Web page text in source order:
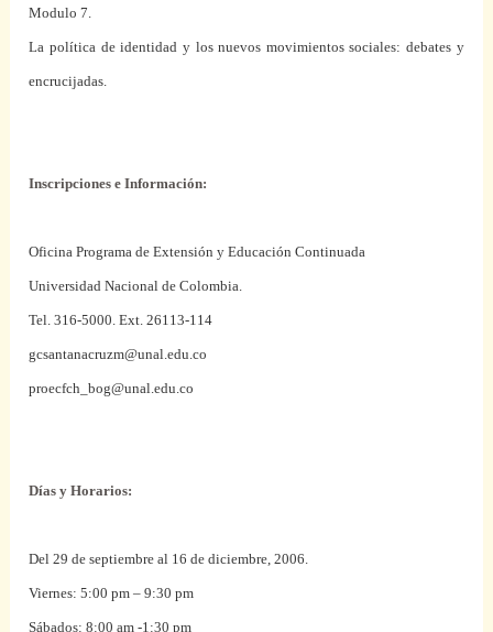
Modulo 7.
La política de identidad y los nuevos movimientos sociales: debates y
encrucijadas.
Inscripciones e Información:
Oficina Programa de Extensión y Educación Continuada
Universidad Nacional de Colombia.
Tel. 316-5000.Ext. 26113-114
gcsantanacruzm@unal.edu.co
proecfch_bog@unal.edu.co
Días y Horarios:
Del 29 de septiembre al 16 de diciembre, 2006.
Viernes: 5:00 pm – 9:30 pm
Sábados: 8:00 am -1:30 pm